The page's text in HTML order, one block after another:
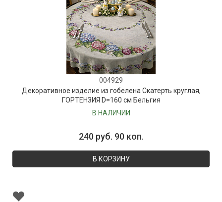
004929
Декоративное изделие из гобелена Скатерть круглая,
ГОРТЕНЗИЯ D=160 см Бельгия
В НАЛИЧИИ
240 руб. 90 коп.
В КОРЗИНУ